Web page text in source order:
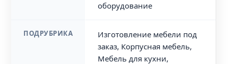
оборудование
ПОДРУБРИКА
Изготовление мебели под
заказ, Корпусная мебель,
Мебель для кухни,